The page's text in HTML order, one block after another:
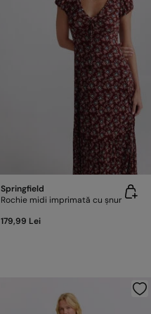
Springfield
Rochie midi imprimată cu șnur
179,99 Lei